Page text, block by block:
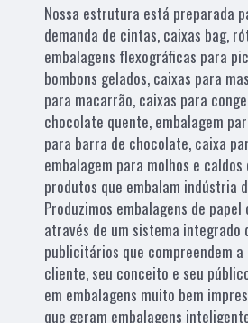
Nossa estrutura está preparada
demanda de cintas, caixas bag,
embalagens flexográficas para
bombons gelados, caixas para
para macarrão, caixas para
chocolate quente, embalagem
para barra de chocolate, caixa
embalagem para molhos e
produtos que embalam indústria
Produzimos embalagens de
através de um sistema integrado
publicitários que compreendem a
cliente, seu conceito e seu
em embalagens muito bem
que geram embalagens